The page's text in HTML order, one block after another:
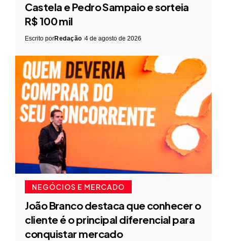
Castela e Pedro Sampaio e sorteia
R$ 100 mil
Escrito porRedação 4 de agosto de 2026
NEGÓCIOS E MERCADO
João Branco destaca que conhecer o
cliente é o principal diferencial para
conquistar mercado